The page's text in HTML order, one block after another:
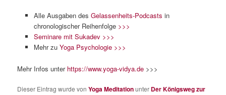
Alle Ausgaben des Gelassenheits-Podcasts in
chronologischer Reihenfolge >>>
Seminare mit Sukadev >>>
Mehr zu Yoga Psychologie >>>
Mehr Infos unter https://www.yoga-vidya.de >>>
Dieser Eintrag wurde vonYoga Meditationunter Der Königsweg zur